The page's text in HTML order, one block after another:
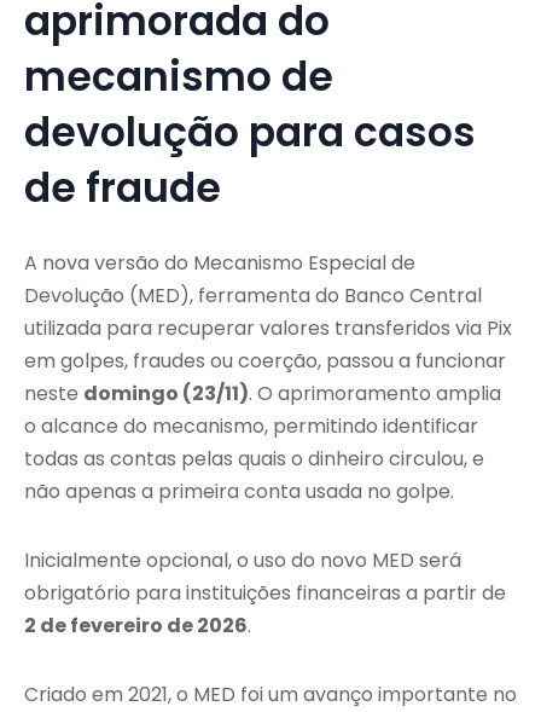
aprimorada do
mecanismo de
devolução para casos
de fraude
A nova versão do Mecanismo Especial de
Devolução (MED), ferramenta do Banco Central
utilizada para recuperar valores transferidos via Pix
em golpes, fraudes ou coerção, passou a funcionar
neste domingo (23/11). O aprimoramento amplia
o alcance do mecanismo, permitindo identificar
todas as contas pelas quais o dinheiro circulou, e
não apenas a primeira conta usada no golpe.
Inicialmente opcional, o uso do novo MED será
obrigatório para instituições financeiras a partir de
2 de fevereiro de 2026.
Criado em 2021, o MED foi um avanço importante no